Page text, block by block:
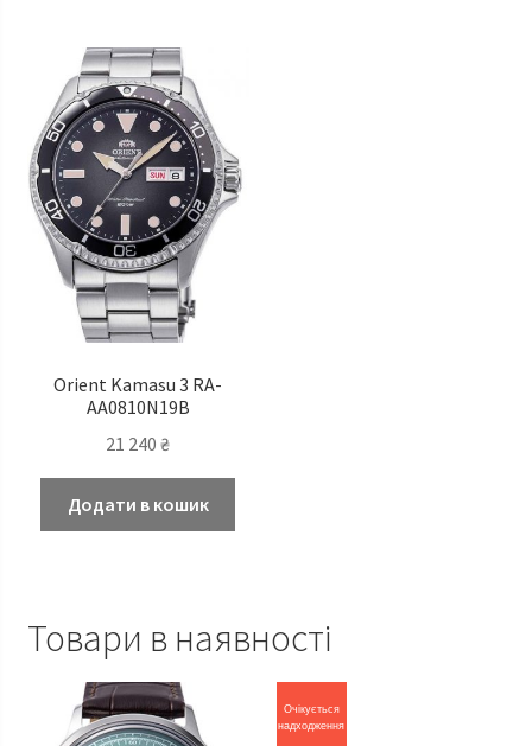
Orient Kamasu 3 RA-
AA0810N19B
21 240₴
Додати в кошик
Товари в наявності
Очікується
надходження